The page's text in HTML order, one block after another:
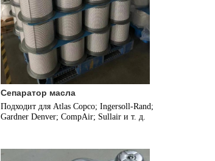
Сепаратор масла
Подходит для Atlas Copco; Ingersoll-Rand;
Gardner Denver; CompAir; Sullair и т. д.